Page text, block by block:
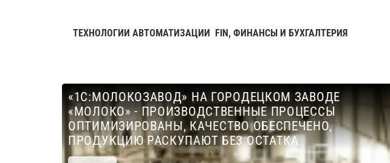
ТЕХНОЛОГИИ АВТОМАТИЗАЦИИ FIN, ФИНАНСЫ И БУХГАЛТЕРИЯ
«1С:МОЛОКОЗАВОД» НА ГОРОДЕЦКОМ ЗАВОДЕ
«МОЛОКО» - ПРОИЗВОДСТВЕННЫЕ ПРОЦЕССЫ
ОПТИМИЗИРОВАНЫ, КАЧЕСТВО ОБЕСПЕЧЕНО,
ПРОДУКЦИЮ РАСКУПАЮТ БЕЗ ОСТАТКА